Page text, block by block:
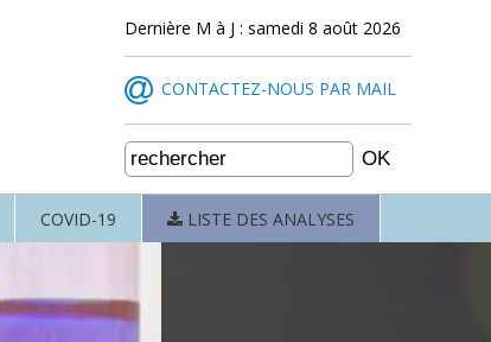
Dernière M à J : samedi 8 août 2026
CONTACTEZ-NOUS PAR MAIL
COVID-19 LISTE DES ANALYSES